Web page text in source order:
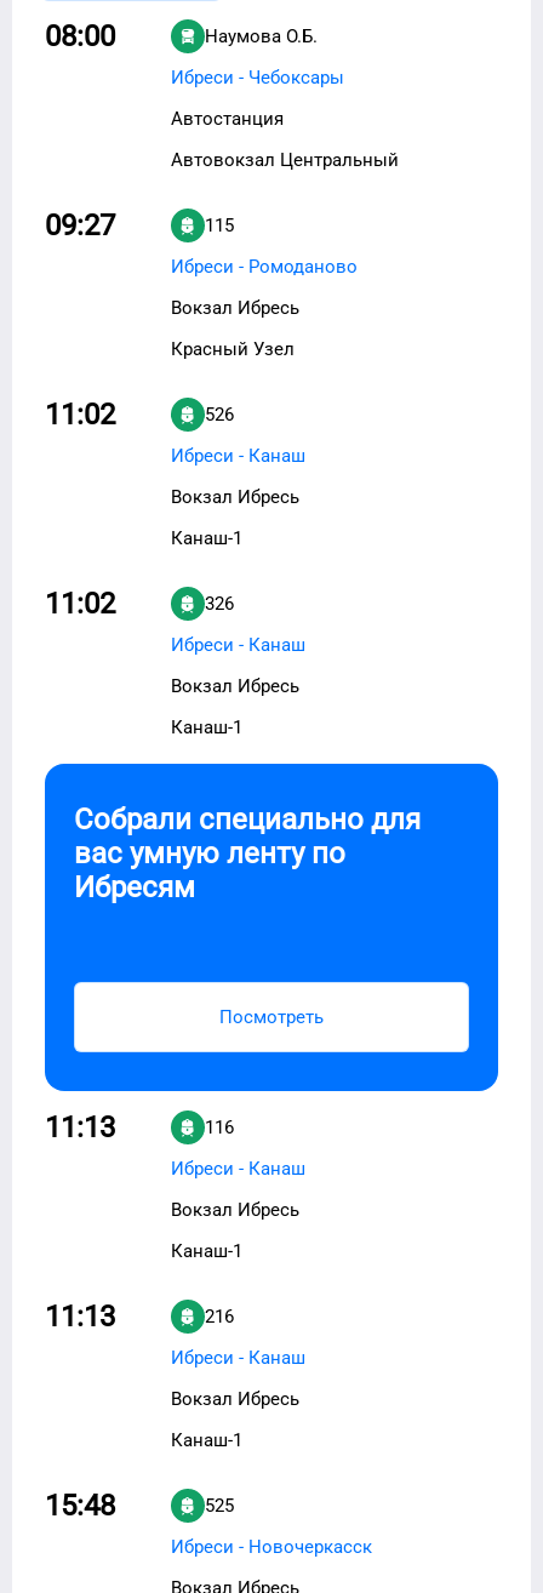
08:00
Наумова О.Б.
Ибреси - Чебоксары
Автостанция
Автовокзал Центральный
09:27
115
Ибреси - Ромоданово
Вокзал Ибресь
Красный Узел
11:02
526
Ибреси - Канаш
Вокзал Ибресь
Канаш-1
11:02
326
Ибреси - Канаш
Вокзал Ибресь
Канаш-1
Собрали специально для
вас умную ленту по
Ибресям
Посмотреть
11:13
116
Ибреси - Канаш
Вокзал Ибресь
Канаш-1
11:13
216
Ибреси - Канаш
Вокзал Ибресь
Канаш-1
15:48
525
Ибреси - Новочеркасск
Вокзал Ибресь